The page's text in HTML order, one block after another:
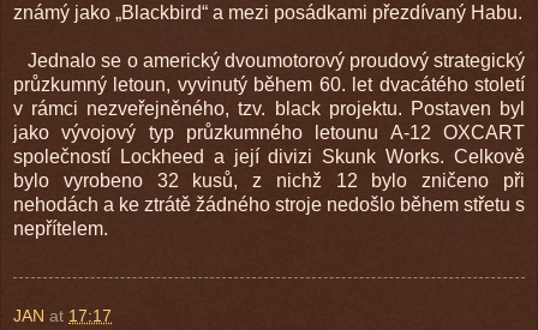
známý jako „Blackbird“ a mezi posádkami přezdívaný Habu.
Jednalo se o americký dvoumotorový proudový strategický
průzkumný letoun, vyvinutý během 60. let dvacátého století
v rámci nezveřejněného, tzv. black projektu. Postaven byl
jako vývojový typ průzkumného letounu A-12 OXCART
společností Lockheed a její divizi Skunk Works. Celkově
bylo vyrobeno 32 kusů, z nichž 12 bylo zničeno při
nehodách a ke ztrátě žádného stroje nedošlo během střetu s
nepřítelem.
JAN at 17:17